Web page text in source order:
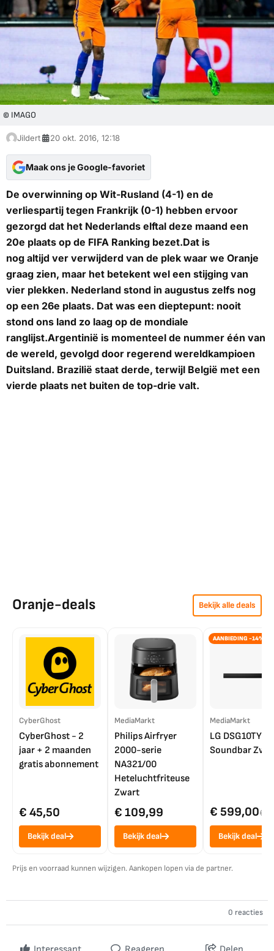
© IMAGO
Jildert 20 okt. 2016, 12:18
Maak ons je Google-favoriet
De overwinning op Wit-Rusland (4-1) en de
verliespartij tegen Frankrijk (0-1) hebben ervoor
gezorgd dat het Nederlands elftal deze maand een
20e plaats op de FIFA Ranking bezet.Dat is
nog altijd ver verwijderd van de plek waar we Oranje
graag zien, maar het betekent wel een stijging van
vier plekken. Nederland stond in augustus zelfs nog
op een 26e plaats. Dat was een dieptepunt: nooit
stond ons land zo laag op de mondiale
ranglijst.Argentinië is momenteel de nummer één van
de wereld, gevolgd door regerend wereldkampioen
Duitsland. Brazilië staat derde, terwijl België met een
vierde plaats net buiten de top-drie valt.
Oranje-deals Bekijk alle deals
CyberGhost
CyberGhost - 2
jaar + 2 maanden
gratis abonnement
€ 45,50
Bekijk deal
MediaMarkt
Philips Airfryer
2000-serie
NA321/00
Heteluchtfriteuse
Zwart
€ 109,99
Bekijk deal
AANBIEDING -14%
MediaMarkt
LG DSG10TY
Soundbar
€ 599,00€
Bekijk deal
Prijs en voorraad kunnen wijzigen. Aankopen lopen via de partner.
0 reacties